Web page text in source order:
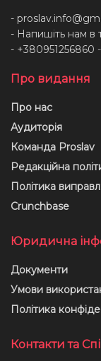
-
- Напишіть нам в
- +380951256860
Про видання
Про нас
Аудиторія
Команда Proslav
Редакційна
Політика
Crunchbase
Юридична
Документи
Умови
Політика
Контакти та